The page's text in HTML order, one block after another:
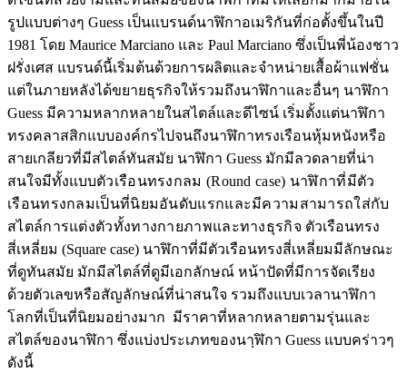
รูปแบบต่างๆ Guess เป็นแบรนด์นาฬิกาอเมริกันที่ก่อตั้งขึ้นในปี
1981 โดย Maurice Marciano และ Paul Marciano ซึ่งเป็นพี่น้องชาว
ฝรั่งเศส แบรนด์นี้เริ่มต้นด้วยการผลิตและจำหน่ายเสื้อผ้าแฟชั่น
แต่ในภายหลังได้ขยายธุรกิจให้รวมถึงนาฬิกาและอื่นๆ นาฬิกา
Guess มีความหลากหลายในสไตล์และดีไซน์ เริ่มตั้งแต่นาฬิกา
ทรงคลาสสิกแบบองค์กรไปจนถึงนาฬิกาทรงเรือนหุ้มหนังหรือ
สายเกลียวที่มีสไตล์ทันสมัย นาฬิกา Guess มักมีลวดลายที่น่า
สนใจมีทั้งแบบตัวเรือนทรงกลม (Round case) นาฬิกาที่มีตัว
เรือนทรงกลมเป็นที่นิยมอันดับแรกและมีความสามารถใส่กับ
สไตล์การแต่งตัวทั้งทางกายภาพและทางธุรกิจ ตัวเรือนทรง
สี่เหลี่ยม (Square case) นาฬิกาที่มีตัวเรือนทรงสี่เหลี่ยมมีลักษณะ
ที่ดูทันสมัย มักมีสไตล์ที่ดูมีเอกลักษณ์ หน้าปัดที่มีการจัดเรียง
ด้วยตัวเลขหรือสัญลักษณ์ที่น่าสนใจ รวมถึงแบบเวลานาฬิกา
โลกที่เป็นที่นิยมอย่างมาก มีราคาที่หลากหลายตามรุ่นและ
สไตล์ของนาฬิกา ซึ่งแบ่งประเภทของนาฺฬิกา Guess แบบคร่าวๆ
ดังนี้